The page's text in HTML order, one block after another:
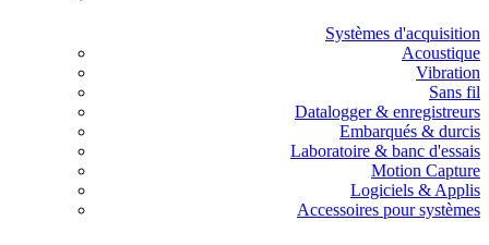
Systèmes d'acquisition
Acoustique
Vibration
Sans fil
Datalogger & enregistreurs
Embarqués & durcis
Laboratoire & banc d'essais
Motion Capture
Logiciels & Applis
Accessoires pour systèmes